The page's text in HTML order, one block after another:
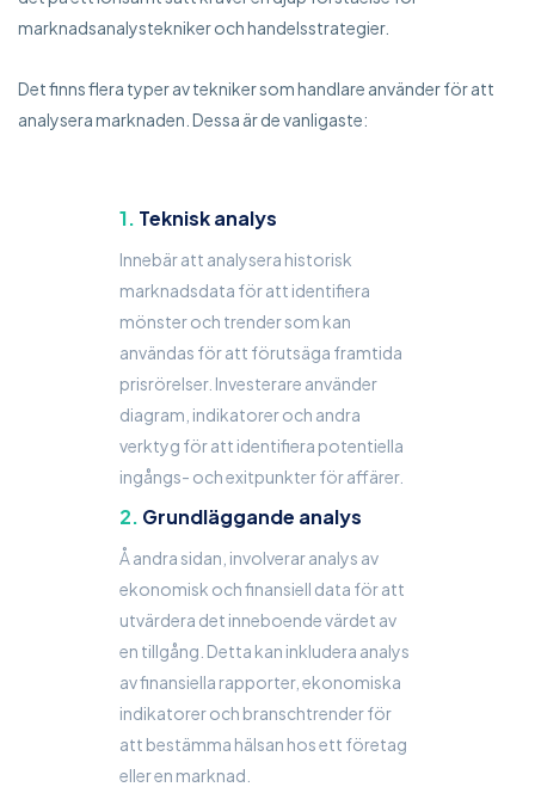
marknadsanalystekniker och handelsstrategier.
Det finns flera typer av tekniker som handlare använder för att
analysera marknaden. Dessa är de vanligaste:
Teknisk analys
Innebär att analysera historisk
marknadsdata för att identifiera
mönster och trender som kan
användas för att förutsäga framtida
prisrörelser. Investerare använder
diagram, indikatorer och andra
verktyg för att identifiera potentiella
ingångs- och exitpunkter för affärer.
Grundläggande analys
Å andra sidan, involverar analys av
ekonomisk och finansiell data för att
utvärdera det inneboende värdet av
en tillgång. Detta kan inkludera analys
av finansiella rapporter, ekonomiska
indikatorer och branschtrender för
att bestämma hälsan hos ett företag
eller en marknad.